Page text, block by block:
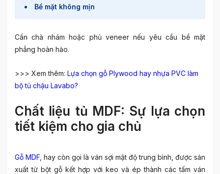
Bề mặt không mịn
Cần chà nhám hoặc phủ veneer nếu yêu cầu bề mặt
phẳng hoàn hảo.
>>> Xem thêm: Lựa chọn gỗ Plywood hay nhựa PVC làm
bộ tủ chậu Lavabo?
Chất liệu tủ MDF: Sự lựa chọn
tiết kiệm cho gia chủ
Gỗ MDF , hay còn gọi là ván sợi mật độ trung bình, được sản
xuất từ bột gỗ kết hợp với keo và ép thành các tấm ván